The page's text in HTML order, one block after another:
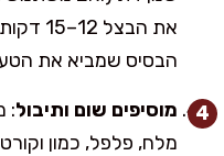
את
הבסיס שמביא את
מוסיפים שום ותיבול
מלח, פלפל, כמון